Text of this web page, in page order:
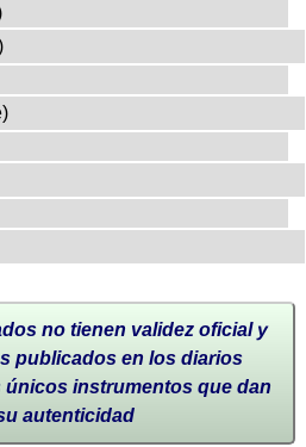
no tienen validez oficial y
publicados en los diarios
instrumentos que dan
autenticidad